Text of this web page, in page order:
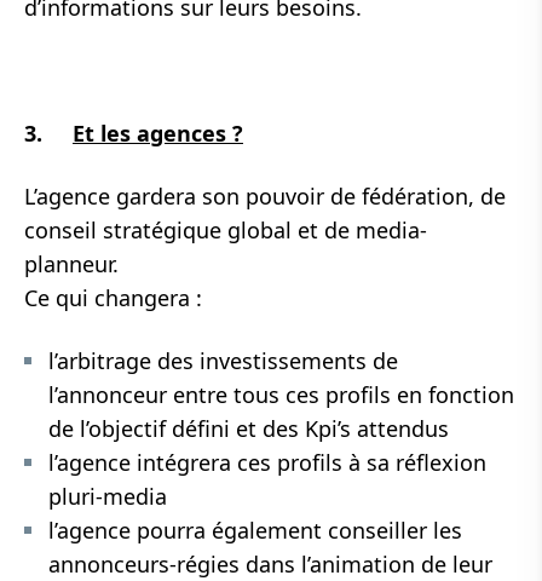
d’informations sur leurs besoins.
3. Et les agences ?
L’agence gardera son pouvoir de fédération, de
conseil stratégique global et de media-
planneur.
Ce qui changera :
l’arbitrage des investissements de
l’annonceur entre tous ces profils en fonction
de l’objectif défini et des Kpi’s attendus
l’agence intégrera ces profils à sa réflexion
pluri-media
l’agence pourra également conseiller les
annonceurs-régies dans l’animation de leur